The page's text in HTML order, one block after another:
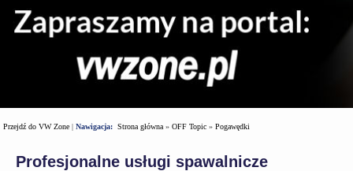
Przejdź do VW Zone | Nawigacja: Strona główna » OFF Topic » Pogawędki
Profesjonalne usługi spawalnicze